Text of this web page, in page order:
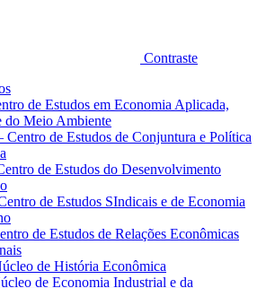
Contraste
de Estudos em Economia Aplicada,
do Meio Ambiente
de Estudos de Conjuntura e Política
de Estudos do Desenvolvimento
de Estudos SIndicais e de Economia
de Estudos de Relações Econômicas
de História Econômica
de Economia Industrial e da